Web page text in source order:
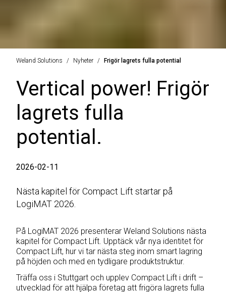
Weland Solutions Nyheter Frigör lagrets fulla potential
Vertical power! Frigör
lagrets fulla
potential.
2026-02-11
Nästa kapitel för Compact Lift startar på
LogiMAT 2026.
På LogiMAT 2026 presenterar Weland Solutions nästa
kapitel för Compact Lift. Upptäck vår nya identitet för
Compact Lift, hur vi tar nästa steg inom smart lagring
på höjden och med en tydligare produktstruktur.
Träffa oss i Stuttgart och upplev Compact Lift i drift –
utvecklad för att hjälpa företag att frigöra lagrets fulla